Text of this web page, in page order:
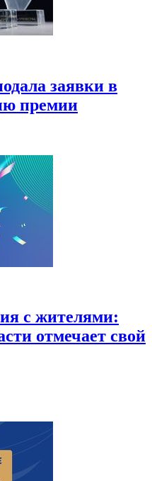
заявки в
премии
с жителями:
отмечает свой